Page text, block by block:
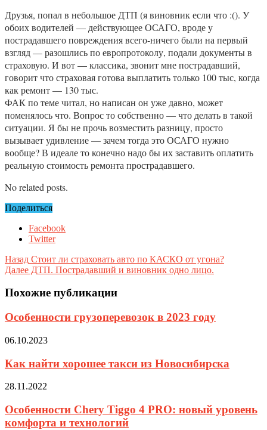
Друзья, попал в небольшое ДТП (я виновник если что :(). У
обоих водителей — действующее ОСАГО, вроде у
пострадавшего повреждения всего-ничего были на первый
взгляд — разошлись по европротоколу, подали документы в
страховую. И вот — классика, звонит мне пострадавший,
говорит что страховая готова выплатить только 100 тыс, когда
как ремонт — 130 тыс.
ФАК по теме читал, но написан он уже давно, может
поменялось что. Вопрос то собственно — что делать в такой
ситуации. Я бы не прочь возместить разницу, просто
вызывает удивление — зачем тогда это ОСАГО нужно
вообще? В идеале то конечно надо бы их заставить оплатить
реальную стоимость ремонта прострадавшего.
No related posts.
Поделиться
Facebook
Twitter
Назад Стоит ли страховать авто по КАСКО от угона?
Далее ДТП. Пострадавший и виновник одно лицо.
Похожие публикации
Особенности грузоперевозок в 2023 году
06.10.2023
Как найти хорошее такси из Новосибирска
28.11.2022
Особенности Chery Tiggo 4 PRO: новый уровень
комфорта и технологий